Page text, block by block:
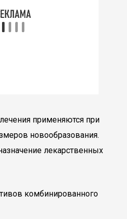
применяются при
новообразования.
лекарственных
комбинированного